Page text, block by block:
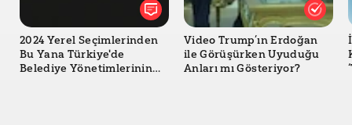
2024 Yerel Seçimlerinden
Bu Yana Türkiye'de
Belediye Yönetimlerinin
Video Trump’ın Erdoğan
ile Görüşürken Uyuduğu
Anları mı Gösteriyor?